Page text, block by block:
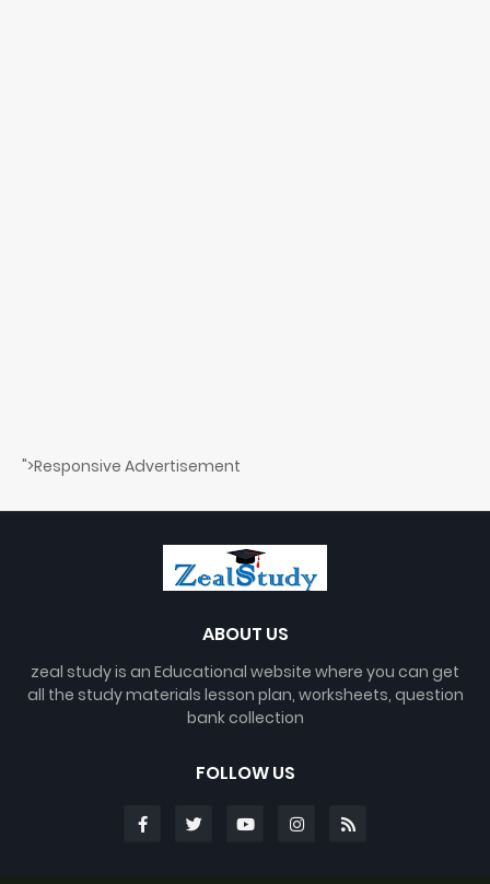
">Responsive Advertisement
ABOUT US
zeal study is an Educational website where you can get
all the study materials lesson plan, worksheets, question
bank collection
FOLLOW US